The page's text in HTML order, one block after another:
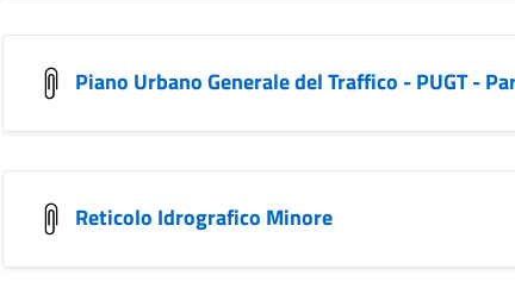
Piano Urbano Generale del Traffico - PUGT -
Reticolo Idrografico Minore